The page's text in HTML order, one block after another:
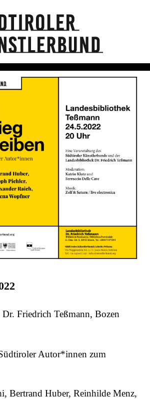
Friedrich Teßmann, Bozen
Autor*innen zum
Bertrand Huber, Reinhilde Menz,